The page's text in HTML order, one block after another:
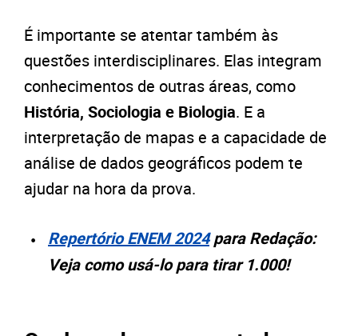
É importante se atentar também às
questões interdisciplinares. Elas integram
conhecimentos de outras áreas, como
História, Sociologia e Biologia. E a
interpretação de mapas e a capacidade de
análise de dados geográficos podem te
ajudar na hora da prova.
Repertório ENEM 2024para Redação:
Veja como usá-lo para tirar 1.000!